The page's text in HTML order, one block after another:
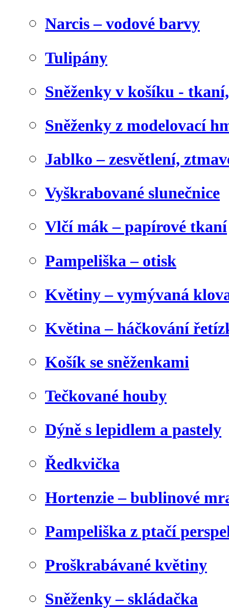
Narcis – vodové barvy
Tulipány
Sněženky v košíku -
Sněženky z modelovací
Jablko – zesvětlení,
Vyškrabované slunečnice
Vlčí mák – papírové tkaní
Pampeliška – otisk
Květiny – vymývaná
Květina – háčkování
Košík se sněženkami
Tečkované houby
Dýně s lepidlem a pastely
Ředkvička
Hortenzie – bublinové
Pampeliška z ptačí
Proškrabávané květiny
Sněženky – skládačka